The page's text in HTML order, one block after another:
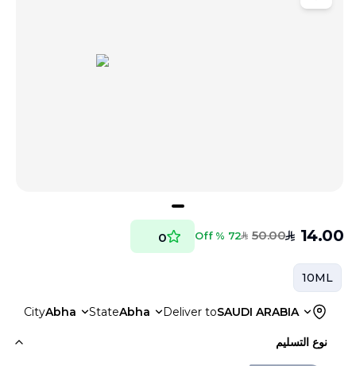
SAR 14.00
SAR 50.00
72 % Off
0
10ML
Deliver toSAUDI ARABIA
StateAbha
CityAbha
نوع التسليم